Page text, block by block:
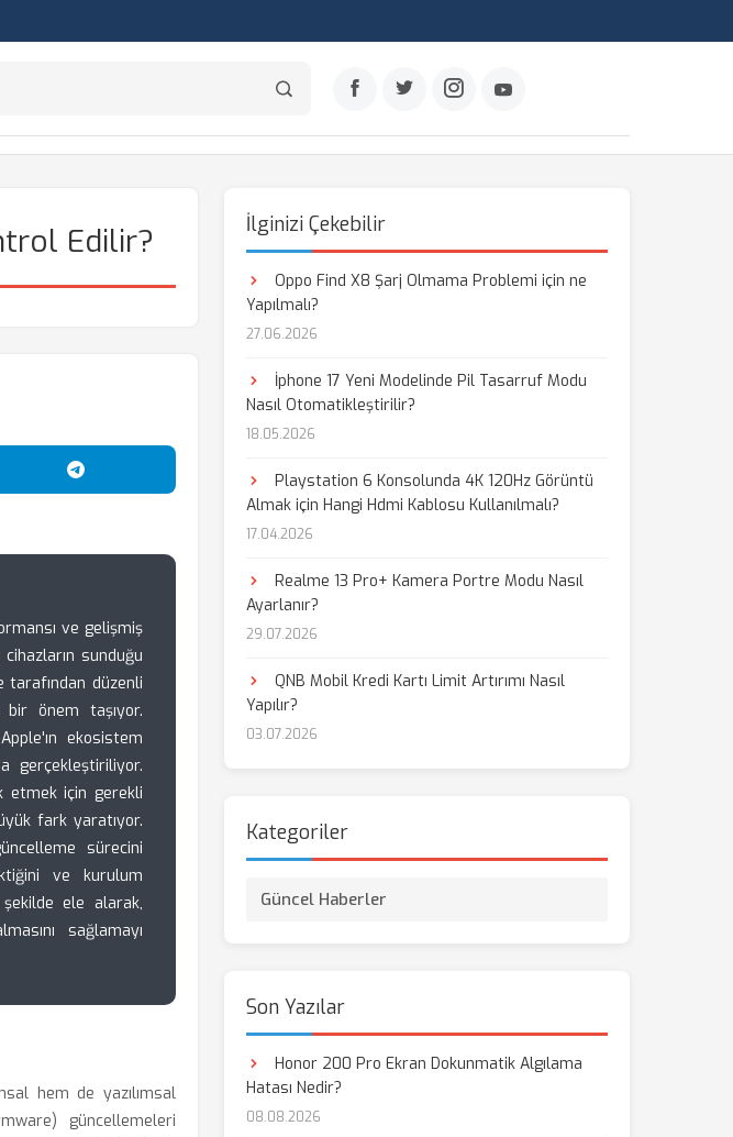
Edilir?
Telegram'da Paylaş
ve gelişmiş
sunduğu
tarafından düzenli
bir önem taşıyor.
ekosistem
gerçekleştiriliyor.
etmek için gerekli
fark yaratıyor.
sürecini
ve kurulum
ele alarak,
sağlamayı
hem de yazılımsal
güncellemeleri
İlginizi Çekebilir
Oppo Find X8 Şarj Olmama Problemi için ne
Yapılmalı?
27.06.2026
İphone 17 Yeni Modelinde Pil Tasarruf Modu
Nasıl Otomatikleştirilir?
18.05.2026
Playstation 6 Konsolunda 4K 120Hz Görüntü
Almak için Hangi Hdmi Kablosu Kullanılmalı?
17.04.2026
Realme 13 Pro+ Kamera Portre Modu Nasıl
Ayarlanır?
29.07.2026
QNB Mobil Kredi Kartı Limit Artırımı Nasıl
Yapılır?
03.07.2026
Kategoriler
Güncel Haberler
Son Yazılar
Honor 200 Pro Ekran Dokunmatik Algılama
Hatası Nedir?
08.08.2026